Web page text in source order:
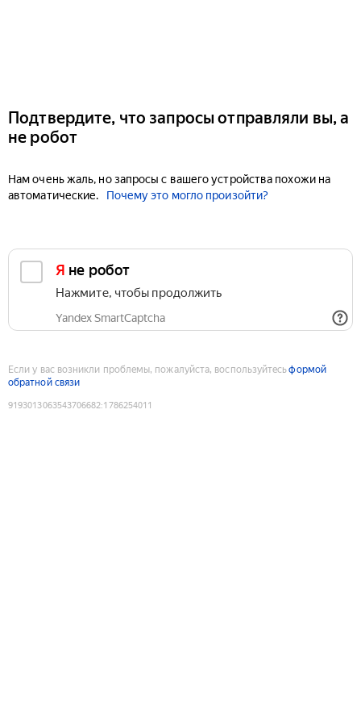
Подтвердите, что запросы отправляли вы, а
не робот
Нам очень жаль, но запросы с вашего устройства похожи на
автоматические.
Почему это могло произойти?
Я не робот
Нажмите, чтобы продолжить
Yandex SmartCaptcha
Если у вас возникли проблемы, пожалуйста, воспользуйтесьформой
обратной связи
9193013063543706682:1786254011